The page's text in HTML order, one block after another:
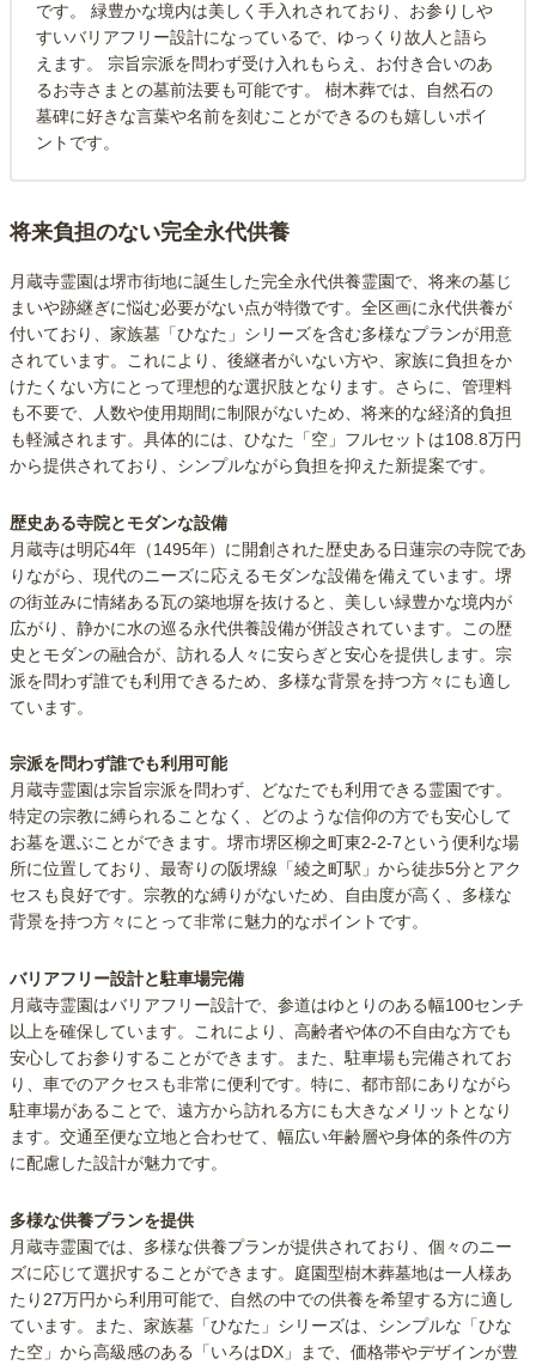
です。 緑豊かな境内は美しく手入れされており、お参りしや
すいバリアフリー設計になっているで、ゆっくり故人と語ら
えます。 宗旨宗派を問わず受け入れもらえ、お付き合いのあ
るお寺さまとの墓前法要も可能です。 樹木葬では、自然石の
墓碑に好きな言葉や名前を刻むことができるのも嬉しいポイ
ントです。
将来負担のない完全永代供養
月蔵寺霊園は堺市街地に誕生した完全永代供養霊園で、将来の墓じ
まいや跡継ぎに悩む必要がない点が特徴です。全区画に永代供養が
付いており、家族墓「ひなた」シリーズを含む多様なプランが用意
されています。これにより、後継者がいない方や、家族に負担をか
けたくない方にとって理想的な選択肢となります。さらに、管理料
も不要で、人数や使用期間に制限がないため、将来的な経済的負担
も軽減されます。具体的には、ひなた「空」フルセットは108.8万円
から提供されており、シンプルながら負担を抑えた新提案です。
歴史ある寺院とモダンな設備
月蔵寺は明応4年（1495年）に開創された歴史ある日蓮宗の寺院であ
りながら、現代のニーズに応えるモダンな設備を備えています。堺
の街並みに情緒ある瓦の築地塀を抜けると、美しい緑豊かな境内が
広がり、静かに水の巡る永代供養設備が併設されています。この歴
史とモダンの融合が、訪れる人々に安らぎと安心を提供します。宗
派を問わず誰でも利用できるため、多様な背景を持つ方々にも適し
ています。
宗派を問わず誰でも利用可能
月蔵寺霊園は宗旨宗派を問わず、どなたでも利用できる霊園です。
特定の宗教に縛られることなく、どのような信仰の方でも安心して
お墓を選ぶことができます。堺市堺区柳之町東2-2-7という便利な場
所に位置しており、最寄りの阪堺線「綾之町駅」から徒歩5分とアク
セスも良好です。宗教的な縛りがないため、自由度が高く、多様な
背景を持つ方々にとって非常に魅力的なポイントです。
バリアフリー設計と駐車場完備
月蔵寺霊園はバリアフリー設計で、参道はゆとりのある幅100センチ
以上を確保しています。これにより、高齢者や体の不自由な方でも
安心してお参りすることができます。また、駐車場も完備されてお
り、車でのアクセスも非常に便利です。特に、都市部にありながら
駐車場があることで、遠方から訪れる方にも大きなメリットとなり
ます。交通至便な立地と合わせて、幅広い年齢層や身体的条件の方
に配慮した設計が魅力です。
多様な供養プランを提供
月蔵寺霊園では、多様な供養プランが提供されており、個々のニー
ズに応じて選択することができます。庭園型樹木葬墓地は一人様あ
たり27万円から利用可能で、自然の中での供養を希望する方に適し
ています。また、家族墓「ひなた」シリーズは、シンプルな「ひな
た空」から高級感のある「いろはDX」まで、価格帯やデザインが豊